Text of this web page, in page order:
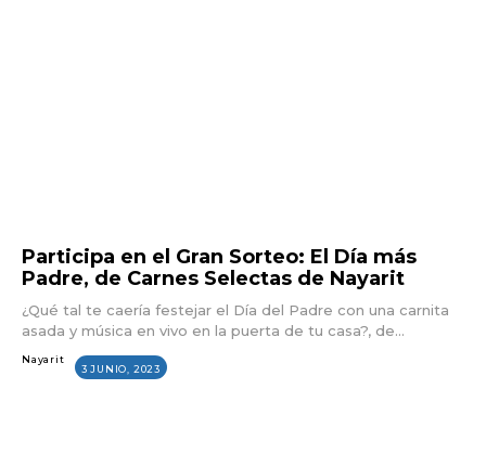
Participa en el Gran Sorteo: El Día más
Padre, de Carnes Selectas de Nayarit
¿Qué tal te caería festejar el Día del Padre con una carnita
asada y música en vivo en la puerta de tu casa?, de...
Nayarit
3 JUNIO, 2023